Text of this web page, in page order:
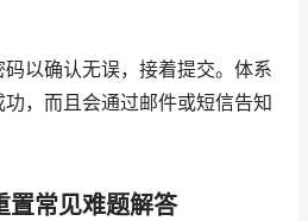
以确认无误，接着提交。体系
，而且会通过邮件或短信告知
置常见难题解答